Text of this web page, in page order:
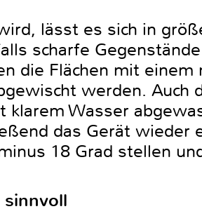
lässt es sich in
scharfe
die Flächen mit
werden. Auch
Wasser
das Gerät wieder
18 Grad stellen
sinnvoll